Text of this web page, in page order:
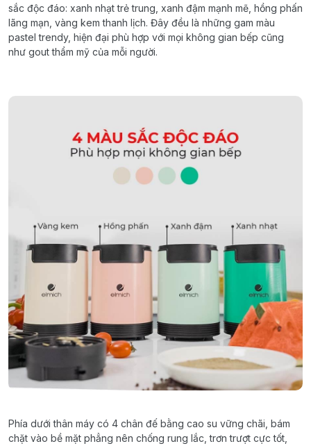
sắc độc đáo: xanh nhạt trẻ trung xanh đậm mạnh mẽ hồng phấn
lãng mạn vàng kem thanh lịch. Đây đều là những gam màu
pastel trendy, hiện đại phù hợp với mọi không gian bếp cũng
như goutthẩm mỹ của mỗi người.
Phía dưới thân máy có 4 chân đế bằng cao su vững chãi bám
chặt vào bề mặt phẳng nên chống rung lắc trơn trượt cực tốt